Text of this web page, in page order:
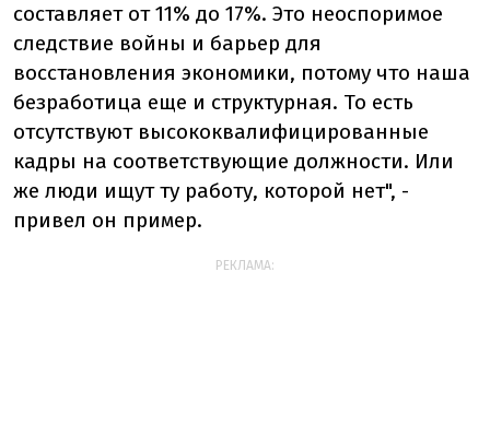
составляет от 11% до 17%. Это неоспоримое
следствие войны и барьер для
восстановления экономики, потому что наша
безработица еще и структурная. То есть
отсутствуют высококвалифицированные
кадры на соответствующие должности. Или
же люди ищут ту работу, которой нет", -
привел он пример.
РЕКЛАМА: